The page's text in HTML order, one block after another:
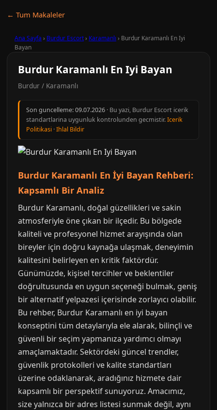
← Tum Makaleler
Ana Sayfa › Burdur Escort› Karamanlı › Burdur Karamanlı En Iyi
Bayan
Burdur Karamanlı En Iyi Bayan
Burdur / Karamanlı
Son guncelleme:09.07.2026 · Bu yazi, Burdur Escort icerik
standartlarina uygunluk kontrolunden gecmistir.Icerik
Politikasi ·Ihlal Bildir
Burdur Karamanlı En İyi Bayan Rehberi:
Kapsamlı Bir Analiz
Burdur Karamanlı, doğal güzellikleri ve sakin
atmosferiyle öne çıkan bir ilçedir. Bu bölgede
kaliteli ve profesyonel hizmet arayışında olan
bireyler için doğru kaynağa ulaşmak, deneyimin
kalitesini belirleyen en kritik faktördür.
Günümüzde, kişisel tercihler ve beklentiler
doğrultusunda en uygun seçeneği bulmak, geniş
bir alternatif yelpazesi içerisinde zorlayıcı olabilir.
Bu rehber, Burdur Karamanlı en iyi bayan
konseptini tüm detaylarıyla ele alarak, bilinçli ve
güvenli bir seçim yapmanıza yardımcı olmayı
amaçlamaktadır. Sektördeki güncel trendler,
güvenlik protokolleri ve kalite standartları
üzerine odaklanarak, aradığınız hizmete dair
kapsamlı bir perspektif sunuyoruz. Amacımız,
size yalnızca bir adres listesi sunmak değil, aynı